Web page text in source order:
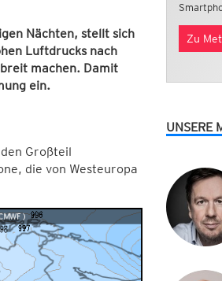
Nächten, stellt sich
Luftdrucks nach
machen. Damit
ein.
Großteil
die von Westeuropa
Zu
UNSERE